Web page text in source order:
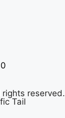
reserved.
Tail